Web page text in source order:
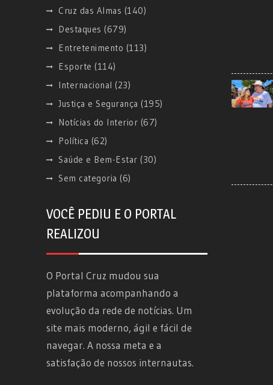
Cruz das Almas (140)
Destaques (679)
Entretenimento (113)
Esporte (114)
Internacional (23)
Justiça e Segurança (195)
Notícias do Interior (67)
Política (62)
Saúde e Bem-Estar (30)
Sem categoria (6)
VOCÊ PEDIU E O PORTAL
REALIZOU
O Portal Cruz mudou sua
plataforma acompanhando a
evolução da rede de notícias. Um
site mais moderno, ágil e fácil de
navegar. A nossa meta e a
satisfação de nossos internautas.